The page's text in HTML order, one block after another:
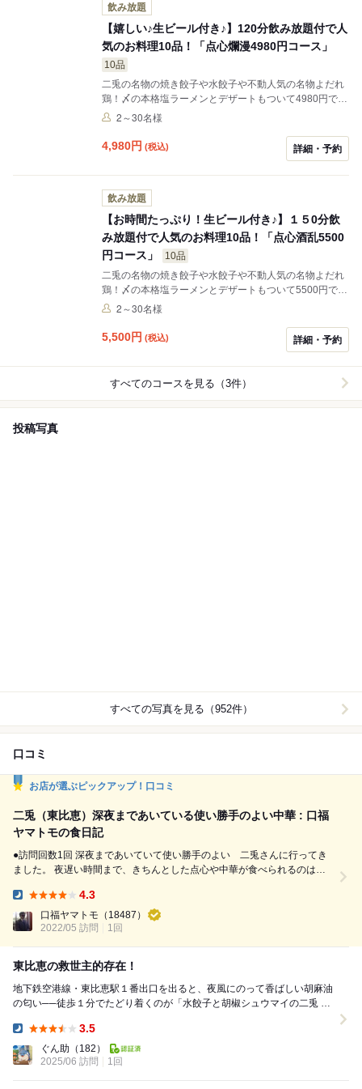
飲み放題
【嬉しい♪生ビール付き♪】120分飲み放題付で人
気のお料理10品！「点心爛漫4980円コース」
10品
二兎の名物の焼き餃子や水餃子や不動人気の名物よだれ
鶏！〆の本格塩ラーメンとデザートもついて4980円でお
楽しみ頂けます♪二兎の人気の中華をギュギュっと詰めた
ース★
2～30名様
4,980円 (税込) 詳細・予約
飲み放題
【お時間たっぷり！生ビール付き♪】１５0分飲
み放題付で人気のお料理10品！「点心酒乱5500
円コース」
10品
二兎の名物の焼き餃子や水餃子や不動人気の名物よだれ
鶏！〆の本格塩ラーメンとデザートもついて5500円で更
に生ビール付き飲み放題！お楽しみ頂けます♪二兎の人気
み放題！の150分飲み放題付コース★
2～30名様
5,500円 (税込) 詳細・予約
すべてのコースを見る（3件）
投稿写真
すべての写真を見る（952件）
口コミ
お店が選ぶピックアップ！口コミ
二兎（東比恵）深夜まであいている使い勝手のよい中華 : 口福
ヤマトモの食日記
●訪問回数1回 深夜まであいていて使い勝手のよい 二兎さんに行ってき
ました。 夜遅い時間まで、きちんとした点心や中華が食べられるのは良
すっきりした味で上にかかっているスパイス（麻）が癖になります 水餃
子 皮がつるんとしていてぺろりと食べちゃいました よだれ鶏 ゴマがたっ
ぷりかかっています...
4.3
口福ヤマトモ （18487）
2022/05 訪問
1回
東比恵の救世主的存在！
地下鉄空港線・東比恵駅１番出口を出ると、夜風にのって香ばしい胡麻油
の匂い──徒歩１分でたどり着くのが「水餃子と胡椒シュウマイの二兎 」
3.5
ぐん助 （182）
2025/06 訪問
1回